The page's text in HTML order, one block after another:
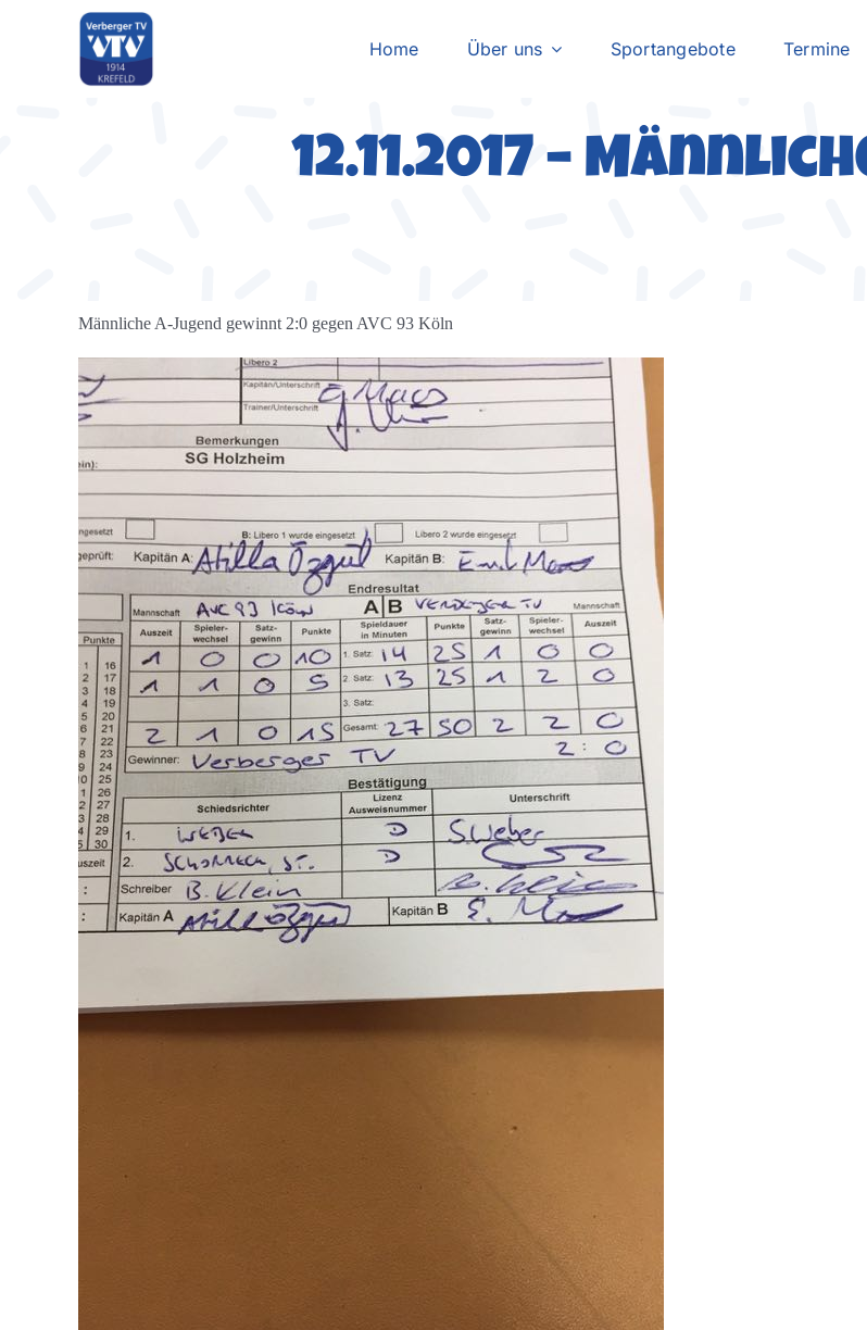
Home Über uns Sportangebote Termine
12.11.2017 –
Männliche A-Jugend gewinnt 2:0 gegen AVC 93 Köln